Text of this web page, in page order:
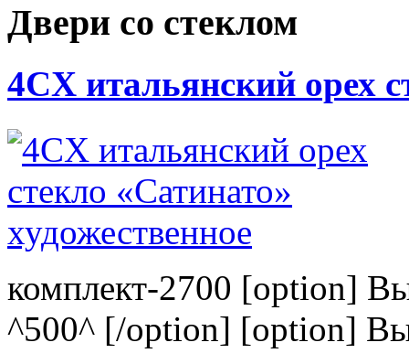
Двери со стеклом
4CХ итальянский орех
комплект-2700 [option]
^500^ [/option] [option]